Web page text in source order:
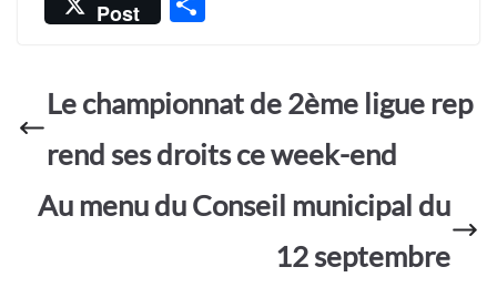
e
o
o
k
at
A
p
p
itt
e
Post
g
er
Le championnat de 2ème ligue rep
rend ses droits ce week-end​
Au menu du Conseil municipal du
12 septembre